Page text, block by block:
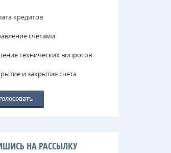
кредитов
счетами
технических вопросов
и закрытие счета
НА РАССЫЛКУ